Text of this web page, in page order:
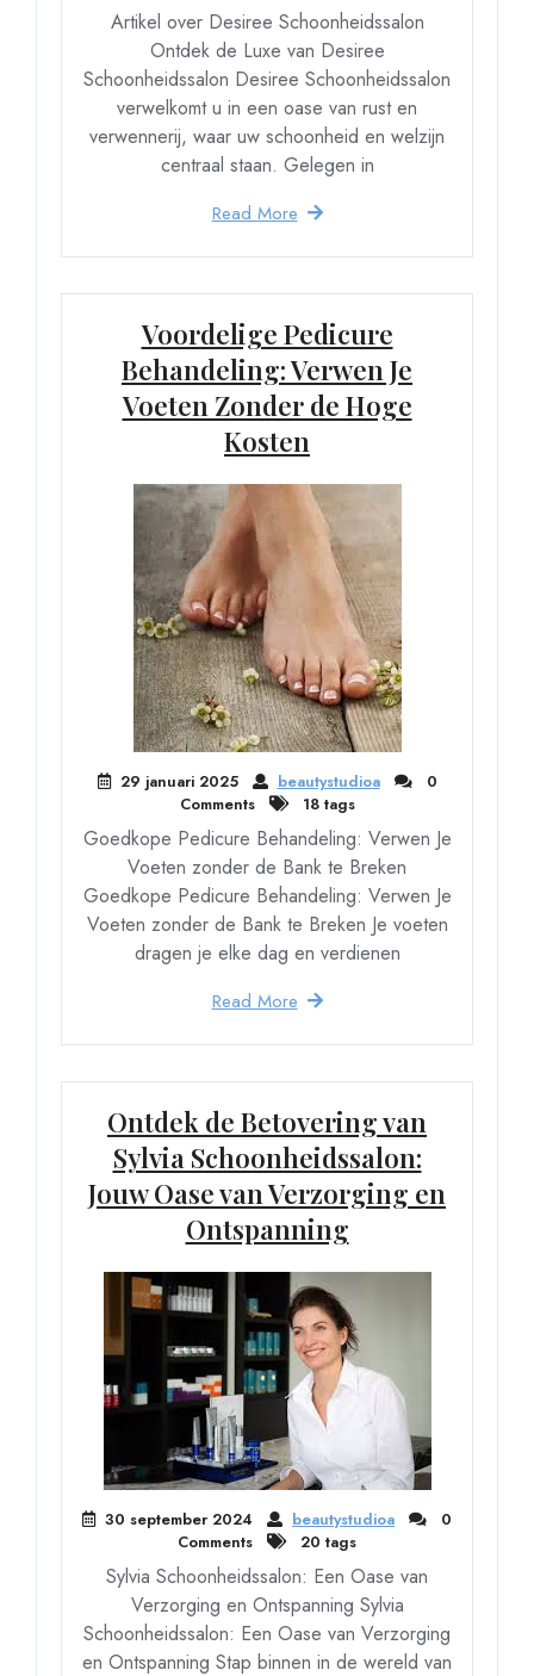
Artikel over Desiree Schoonheidssalon
Ontdek de Luxe van Desiree
Schoonheidssalon Desiree Schoonheidssalon
verwelkomt u in een oase van rust en
verwennerij, waar uw schoonheid en welzijn
centraal staan. Gelegen in
Read More
Voordelige Pedicure
Behandeling: Verwen Je
Voeten Zonder de Hoge
Kosten
29 januari 2025 beautystudioa
0
Comments
18 tags
Goedkope Pedicure Behandeling: Verwen Je
Voeten zonder de Bank te Breken
Goedkope Pedicure Behandeling: Verwen Je
Voeten zonder de Bank te Breken Je voeten
dragen je elke dag en verdienen
Read More
Ontdek de Betovering van
Sylvia Schoonheidssalon:
Jouw Oase van Verzorging en
Ontspanning
30 september 2024 beautystudioa
0
Comments
20 tags
Sylvia Schoonheidssalon: Een Oase van
Verzorging en Ontspanning Sylvia
Schoonheidssalon: Een Oase van Verzorging
en Ontspanning Stap binnen in de wereld van